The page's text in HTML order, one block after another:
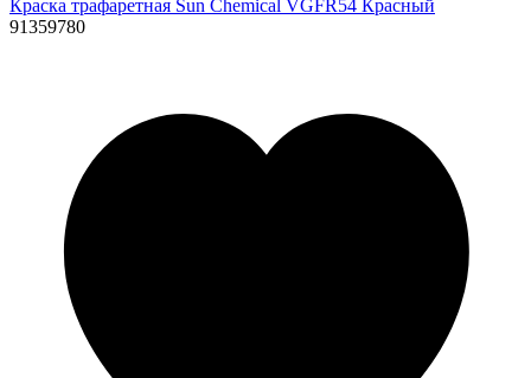
Краска трафаретная Sun Chemical VGFR54 Красный
91359780